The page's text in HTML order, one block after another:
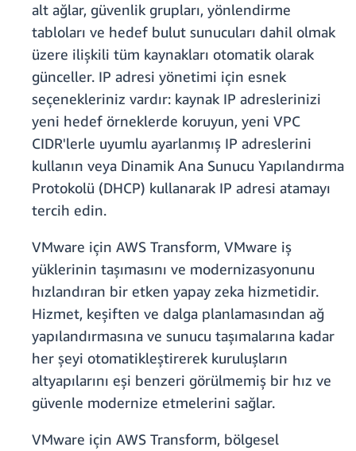
alt ağlar, güvenlik grupları, yönlendirme
tabloları ve hedef bulut sunucuları dahil olmak
üzere ilişkili tüm kaynakları otomatik olarak
günceller. IP adresi yönetimi için esnek
seçenekleriniz vardır: kaynak IP adreslerinizi
yeni hedef örneklerde koruyun, yeni VPC
CIDR'lerle uyumlu ayarlanmış IP adreslerini
kullanın veya Dinamik Ana Sunucu Yapılandırma
Protokolü (DHCP) kullanarak IP adresi atamayı
tercih edin.
VMware için AWS Transform, VMware iş
yüklerinin taşımasını ve modernizasyonunu
hızlandıran bir etken yapay zeka hizmetidir.
Hizmet, keşiften ve dalga planlamasından ağ
yapılandırmasına ve sunucu taşımalarına kadar
her şeyi otomatikleştirerek kuruluşların
altyapılarını eşi benzeri görülmemiş bir hız ve
güvenle modernize etmelerini sağlar.
VMware için AWS Transform, bölgesel